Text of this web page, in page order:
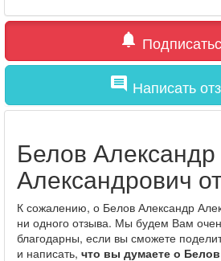
notifications
comment Написать
Белов Александр
Александрович
К сожалению, о Белов Александр
ни одного отзыва. Мы будем Вам
благодарны, если вы сможете
и написать, что вы думаете о